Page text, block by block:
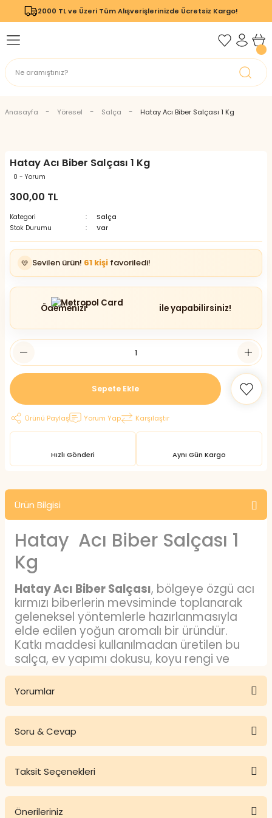
2000 TL ve Üzeri Tüm Alışverişlerinizde Ücretsiz Kargo!
Geri Dön
Geri Dön
Anasayfa Yöresel Salça Hatay Acı Biber Salçası 1 Kg
Hatay Acı Biber Salçası 1 Kg
0 - Yorum
300,00 TL
Kategori
Salça
Stok Durumu
Var
💛 Sevilen ürün! 61 kişi favoriledi!
Ödemenizi ile yapabilirsiniz!
Sepete Ekle
Ürünü Paylaş Yorum Yap Karşılaştır
Hızlı Gönderi Aynı Gün Kargo
Ürün Bilgisi
Hatay Acı Biber Salçası 1
Kg
Hatay Acı Biber Salçası, bölgeye özgü acı
kırmızı biberlerin mevsiminde toplanarak
geleneksel yöntemlerle hazırlanmasıyla
elde edilen yoğun aromalı bir üründür.
Katkı maddesi kullanılmadan üretilen bu
salça, ev yapımı dokusu, koyu rengi ve
kendine has acılığıyla öne çıkar. Geleneksel
üretim süreci nedeniyle kıvamı ve lezzet
karakteristik bir tat katmak amacıyla
tercih edilir.
Hatay Acı Biber Salçası
Özellikleri Nelerdir?
Hatay Acı Biber Salçası özellikleriile
dikkat çekiyor. Ürün, Hatay yöresine özgü
Yorumlar
Soru & Cevap
Taksit Seçenekleri
Önerileriniz